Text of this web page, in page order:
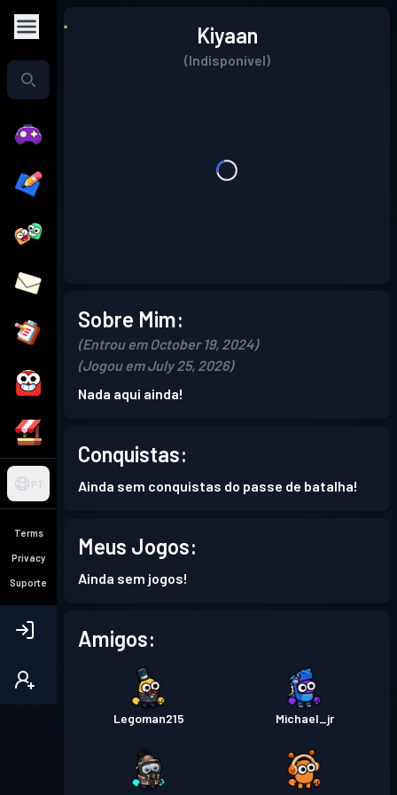
PT
Terms
Privacy
Suporte
Kiyaan
(Indisponível)
Sobre Mim:
(Entrou em October 19, 2024)
(Jogou em July 25, 2026)
Nada aqui ainda!
Conquistas:
Ainda sem conquistas do passe de batalha!
Meus Jogos:
Ainda sem jogos!
Amigos:
Legoman215 Michael_jr